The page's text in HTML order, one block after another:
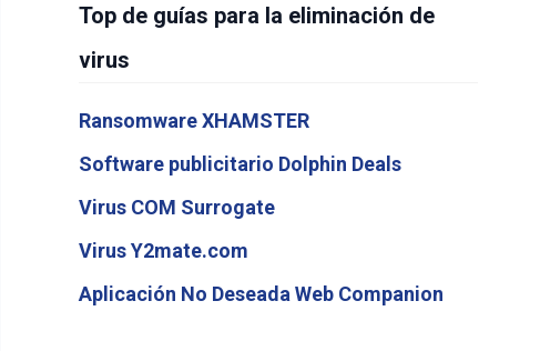
Top de guías para la eliminación de
virus
Ransomware XHAMSTER
Software publicitario Dolphin Deals
Virus COM Surrogate
Virus Y2mate.com
Aplicación No Deseada Web Companion